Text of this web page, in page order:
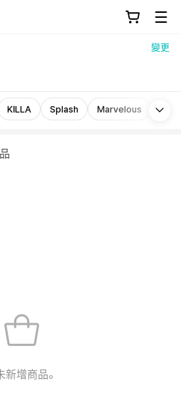
變更
KILLA Splash Marvelous
新增商品。